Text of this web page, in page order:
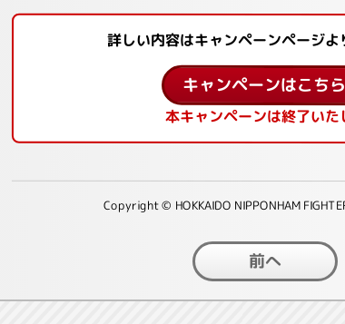
詳しい内容はキャンペーンページよ
キャンペーンはこち
本キャンペーンは終了いた
Copyright © HOKKAIDO NIPPONHAM
前へ